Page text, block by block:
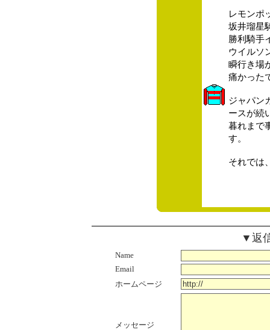
レモンポ
坂井瑠星
勝利騎手
ウイルソ
瞬行き場
痛かった
ジャパン
ースが続
暮れまで
す。
それでは
▼返
Name
Email
ホームページ
メッセージ